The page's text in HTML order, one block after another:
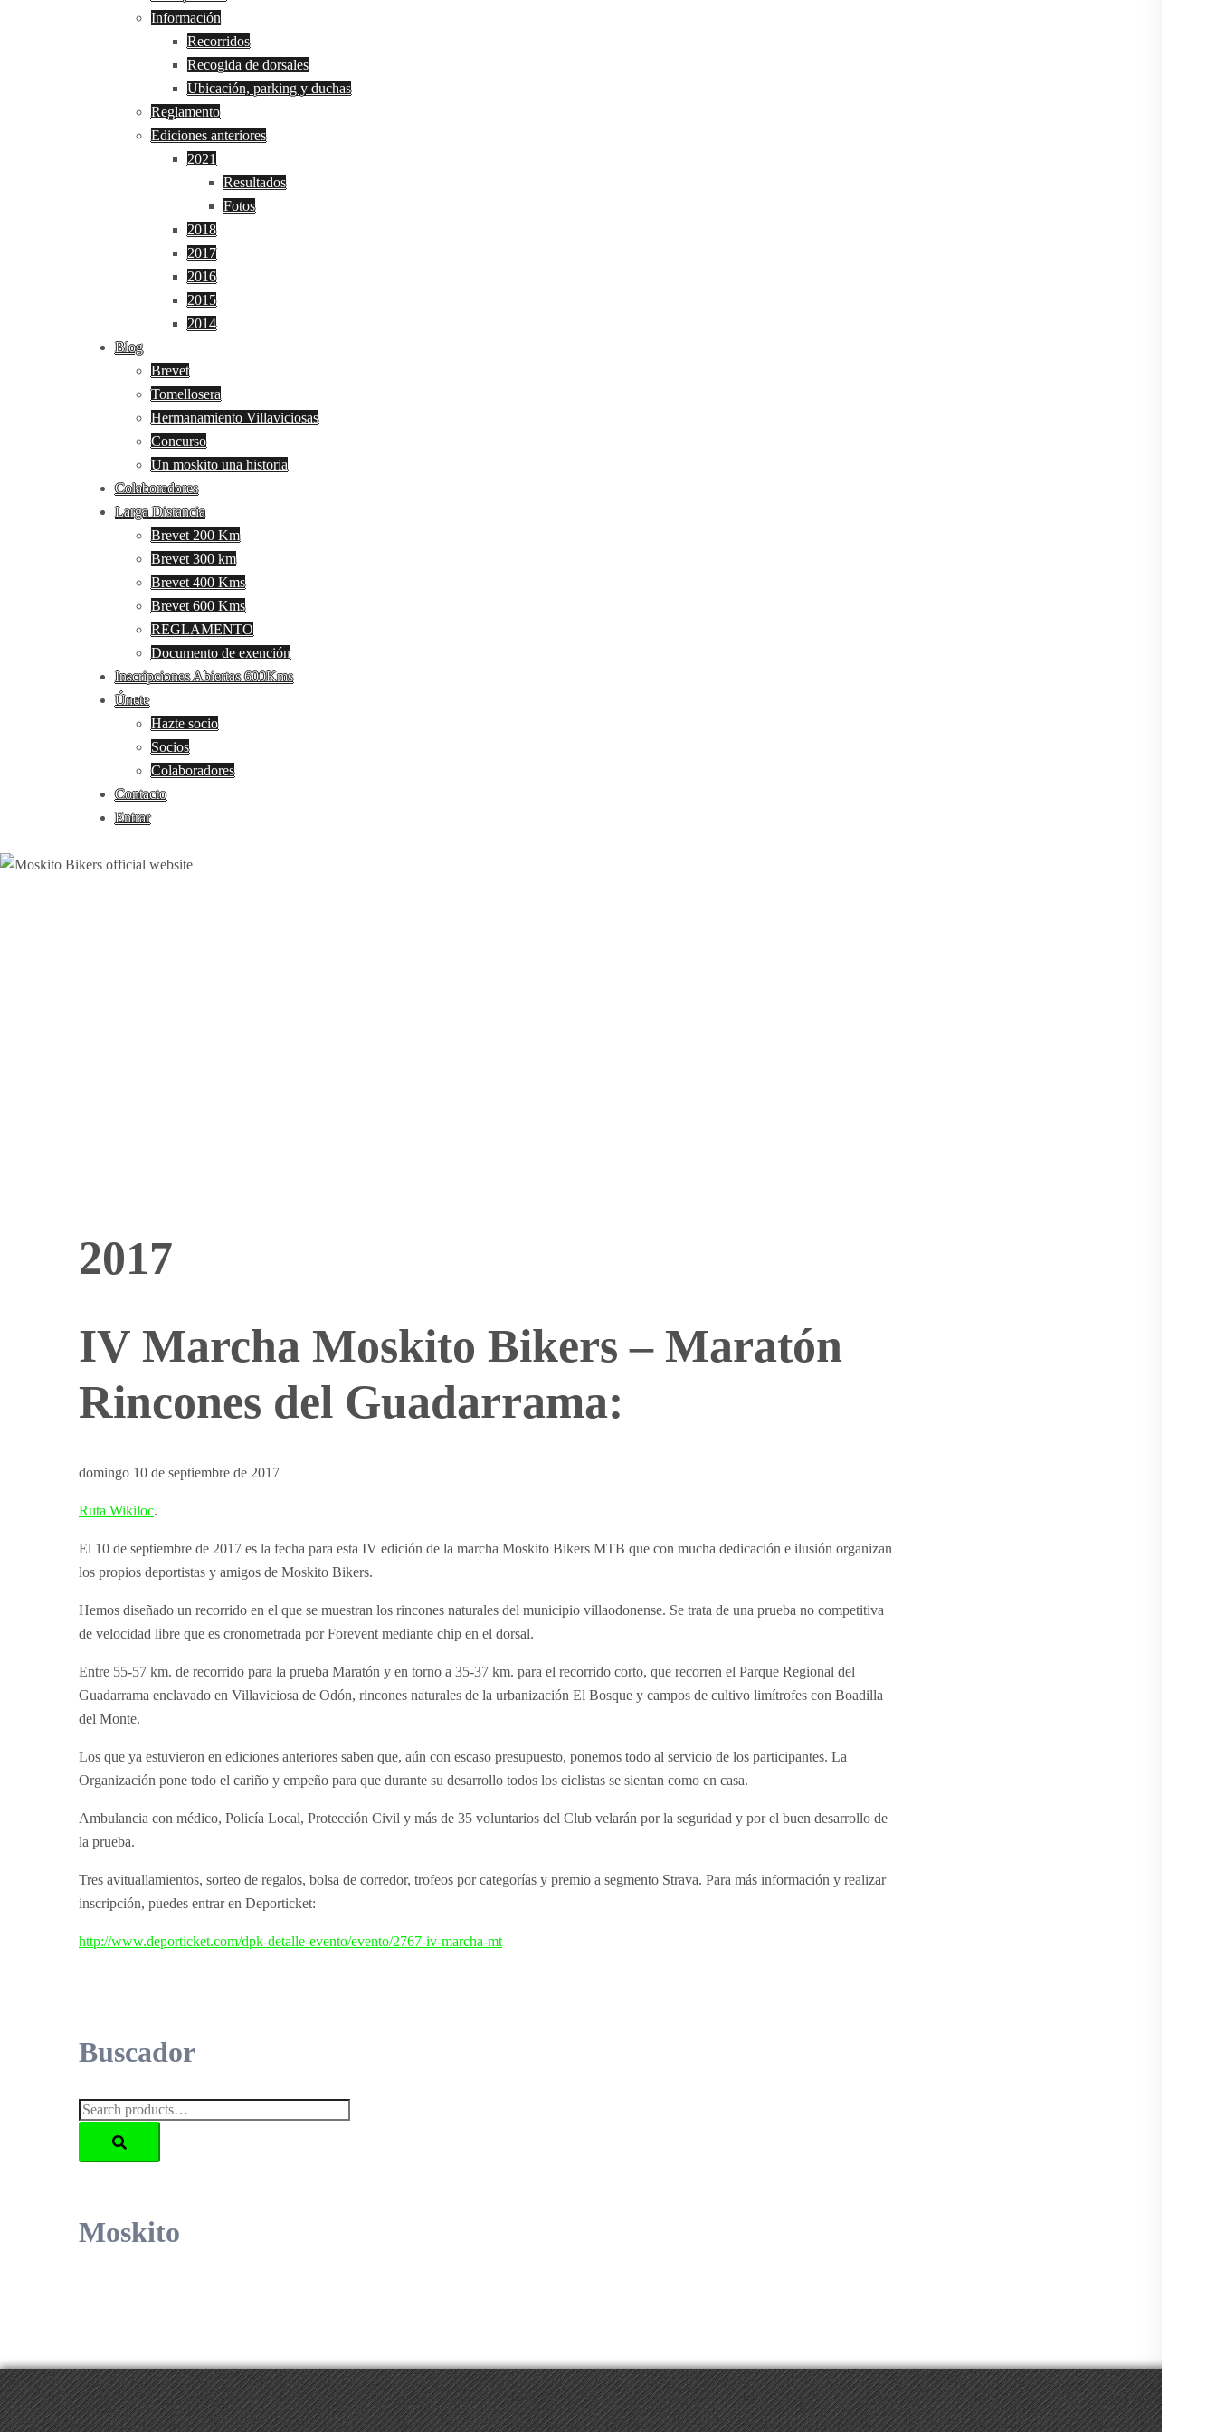
Información
Recorridos
Recogida de dorsales
Ubicación, parking y duchas
Reglamento
Ediciones anteriores
2021
Resultados
Fotos
2018
2017
2016
2015
2014
Blog
Brevet
Tomellosera
Hermanamiento Villaviciosas
Concurso
Un moskito una historia
Colaboradores
Larga Distancia
Brevet 200 Km
Brevet 300 km
Brevet 400 Kms
Brevet 600 Kms
REGLAMENTO
Documento de exención
Inscripciones Abiertas 600Kms
Únete
Hazte socio
Socios
Colaboradores
Contacto
Entrar
2017
IV Marcha Moskito Bikers – Maratón
Rincones del Guadarrama:
domingo 10 de septiembre de 2017
Ruta Wikiloc.
El 10 de septiembre de 2017 es la fecha para esta IV edición de la marcha Moskito Bikers MTB que con mucha dedicación e ilusión organizan
los propios deportistas y amigos de Moskito Bikers.
Hemos diseñado un recorrido en el que se muestran los rincones naturales del municipio villaodonense. Se trata de una prueba no competitiva
de velocidad libre que es cronometrada por Forevent mediante chip en el dorsal.
Entre 55-57 km. de recorrido para la prueba Maratón y en torno a 35-37 km. para el recorrido corto, que recorren el Parque Regional del
Guadarrama enclavado en Villaviciosa de Odón, rincones naturales de la urbanización El Bosque y campos de cultivo limítrofes con Boadilla
del Monte.
Los que ya estuvieron en ediciones anteriores saben que, aún con escaso presupuesto, ponemos todo al servicio de los participantes. La
Organización pone todo el cariño y empeño para que durante su desarrollo todos los ciclistas se sientan como en casa.
Ambulancia con médico, Policía Local, Protección Civil y más de 35 voluntarios del Club velarán por la seguridad y por el buen desarrollo de
la prueba.
Tres avituallamientos, sorteo de regalos, bolsa de corredor, trofeos por categorías y premio a segmento Strava. Para más información y realizar
inscripción, puedes entrar en Deporticket:
http://www.deporticket.com/dpk-detalle-evento/evento/2767-iv-marcha-mt
Buscador
Search
Moskito